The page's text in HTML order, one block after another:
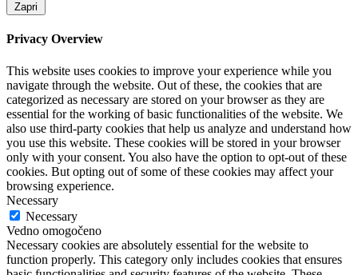
Zapri
Privacy Overview
This website uses cookies to improve your experience while you
navigate through the website. Out of these, the cookies that are
categorized as necessary are stored on your browser as they are
essential for the working of basic functionalities of the website. We
also use third-party cookies that help us analyze and understand how
you use this website. These cookies will be stored in your browser
only with your consent. You also have the option to opt-out of these
cookies. But opting out of some of these cookies may affect your
browsing experience.
Necessary
Necessary
Vedno omogočeno
Necessary cookies are absolutely essential for the website to
function properly. This category only includes cookies that ensures